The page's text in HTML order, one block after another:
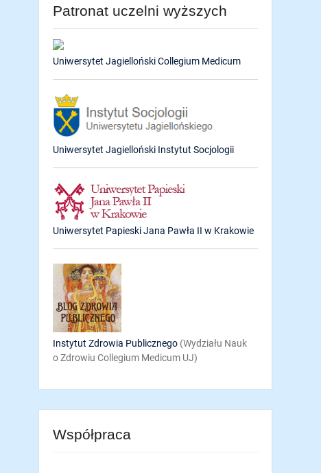
Patronat uczelni wyższych
Uniwersytet Jagielloński Collegium Medicum
Uniwersytet Jagielloński Instytut Socjologii
Uniwersytet Papieski Jana Pawła II w Krakowie
Instytut Zdrowia Publicznego (Wydziału Nauk
o Zdrowiu Collegium Medicum UJ)
Współpraca